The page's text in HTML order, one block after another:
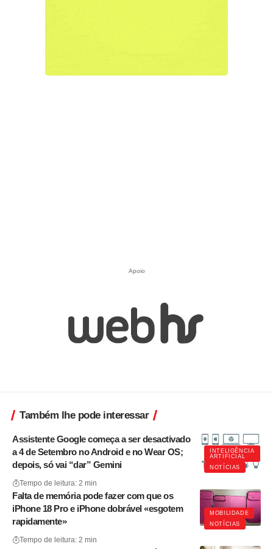
Apoio
Também lhe pode interessar
INTELIGÊNCIA
ARTIFICIAL
NOTÍCIAS
Assistente Google começa a ser desactivado
a 4 de Setembro no Android e no Wear OS;
depois, só vai “dar” Gemini
Tempo de leitura: 2 min
MOBILIDADE
NOTÍCIAS
Falta de memória pode fazer com que os
iPhone 18 Pro e iPhone dobrável «esgotem
rapidamente»
Tempo de leitura: 2 min